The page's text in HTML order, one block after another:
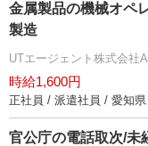
金属製品の機械オペ
製造
UTエージェント株式会社
時給1,600円
正社員 / 派遣社員 / 愛知県
官公庁の電話取次/未